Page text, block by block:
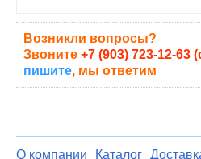
Возникли вопросы?
Звоните +7 (903) 723-12-63
пишите, мы ответим
О компании Каталог